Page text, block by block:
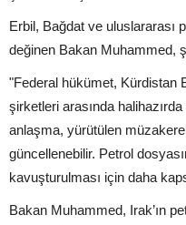
Erbil, Bağdat ve uluslararası
değinen Bakan Muhammed,
"Federal hükümet, Kürdistan
şirketleri arasında
anlaşma, yürütülen
güncellenebilir. Petrol
kavuşturulması için daha
Bakan Muhammed, Irak’ın